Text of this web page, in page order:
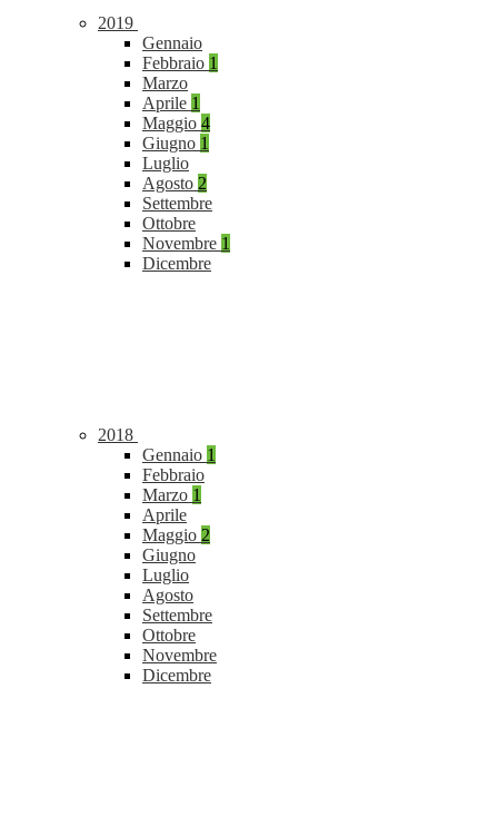
2019
Gennaio
Febbraio 1
Marzo
Aprile 1
Maggio 4
Giugno 1
Luglio
Agosto 2
Settembre
Ottobre
Novembre 1
Dicembre
2018
Gennaio 1
Febbraio
Marzo 1
Aprile
Maggio 2
Giugno
Luglio
Agosto
Settembre
Ottobre
Novembre
Dicembre